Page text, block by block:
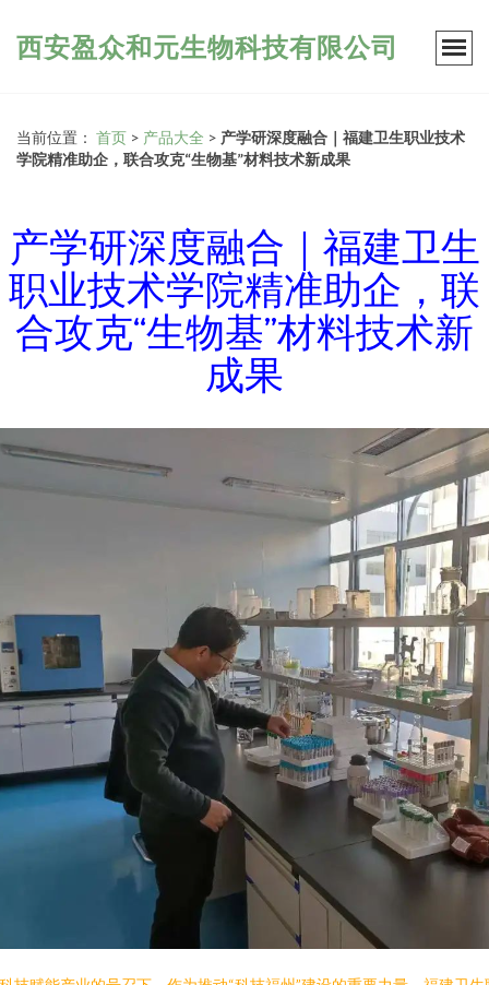
西安盈众和元生物科技有限公司
当前位置： 首页 > 产品大全 > 产学研深度融合｜福建卫生职业技术
学院精准助企，联合攻克“生物基”材料技术新成果
产学研深度融合｜福建卫生
职业技术学院精准助企，联
合攻克“生物基”材料技术新
成果